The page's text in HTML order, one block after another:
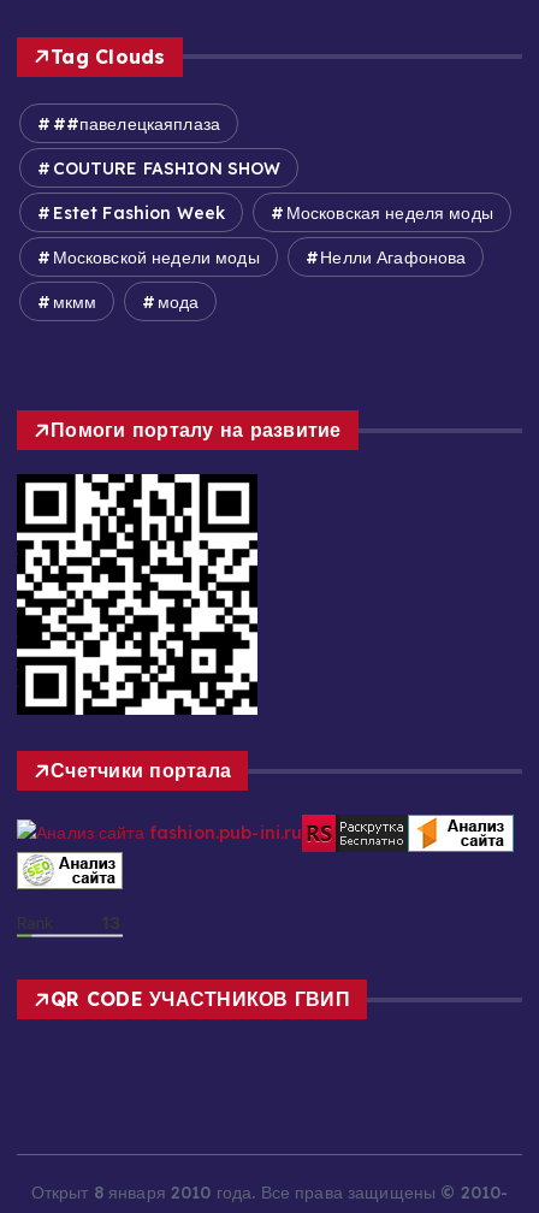
Tag Clouds
##павелецкаяплаза
COUTURE FASHION SHOW
Estet Fashion Week Московская неделя моды
Московской недели моды Нелли Агафонова
мкмм мода
Помоги порталу на развитие
Счетчики портала
QR CODE УЧАСТНИКОВ ГВИП
Открыт 8 января 2010 года. Все права защищены © 2010-